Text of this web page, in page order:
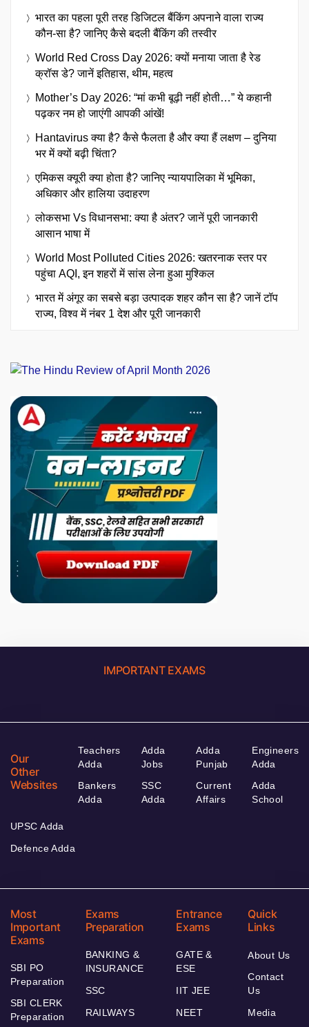
भारत का पहला पूरी तरह डिजिटल बैंकिंग अपनाने वाला राज्य
कौन-सा है? जानिए कैसे बदली बैंकिंग की तस्वीर
World Red Cross Day 2026: क्यों मनाया जाता है रेड
क्रॉस डे? जानें इतिहास, थीम, महत्व
Mother’s Day 2026: “मां कभी बूढ़ी नहीं होती…” ये कहानी
पढ़कर नम हो जाएंगी आपकी आंखें!
Hantavirus क्या है? कैसे फैलता है और क्या हैं लक्षण – दुनिया
भर में क्यों बढ़ी चिंता?
एमिकस क्यूरी क्या होता है? जानिए न्यायपालिका में भूमिका,
अधिकार और हालिया उदाहरण
लोकसभा Vs विधानसभा: क्या है अंतर? जानें पूरी जानकारी
आसान भाषा में
World Most Polluted Cities 2026: खतरनाक स्तर पर
पहुंचा AQI, इन शहरों में सांस लेना हुआ मुश्किल
भारत में अंगूर का सबसे बड़ा उत्पादक शहर कौन सा है? जानें टॉप
राज्य, विश्व में नंबर 1 देश और पूरी जानकारी
IMPORTANT EXAMS
Our
Other
Websites
Teachers
Adda
Bankers
Adda
Adda
Jobs
SSC
Adda
Adda
Punjab
Current
Affairs
Engineers
Adda
Adda
School
UPSC Adda
Defence Adda
Most
Important
Exams
SBI PO
Preparation
SBI CLERK
Preparation
Exams
Preparation
BANKING &
INSURANCE
SSC
RAILWAYS
Entrance
Exams
GATE &
ESE
IIT JEE
NEET
Quick
Links
About Us
Contact
Us
Media